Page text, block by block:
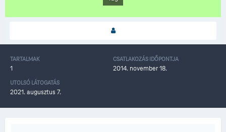
TARTALMAK
1
CSATLAKOZÁS IDŐPONTJA
2014. november 18.
UTOLSÓ LÁTOGATÁS
2021. augusztus 7.